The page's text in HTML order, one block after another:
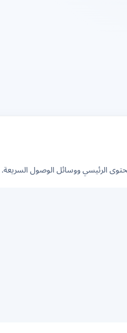
الرئيسي ووسائل الوصول السريعة.